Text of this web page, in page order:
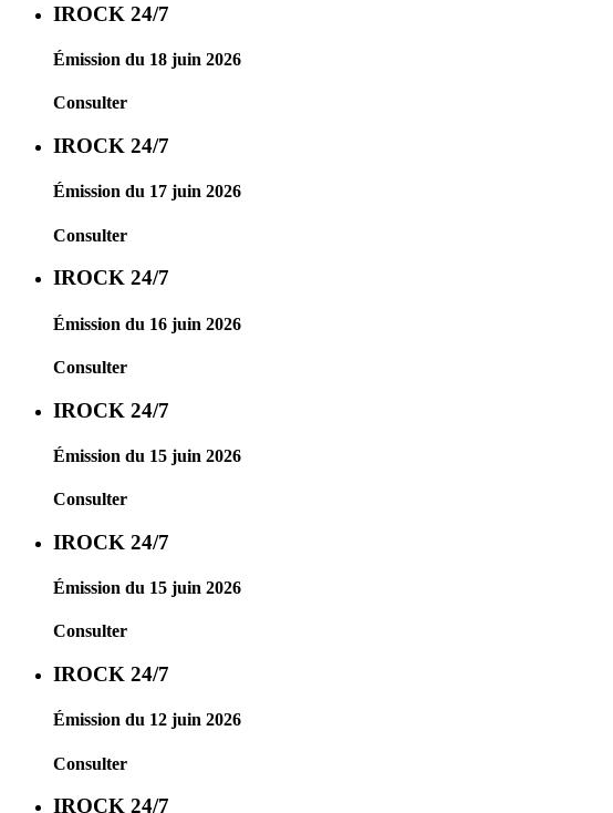
IROCK 24/7
Émission du 18 juin 2026
Consulter
IROCK 24/7
Émission du 17 juin 2026
Consulter
IROCK 24/7
Émission du 16 juin 2026
Consulter
IROCK 24/7
Émission du 15 juin 2026
Consulter
IROCK 24/7
Émission du 15 juin 2026
Consulter
IROCK 24/7
Émission du 12 juin 2026
Consulter
IROCK 24/7